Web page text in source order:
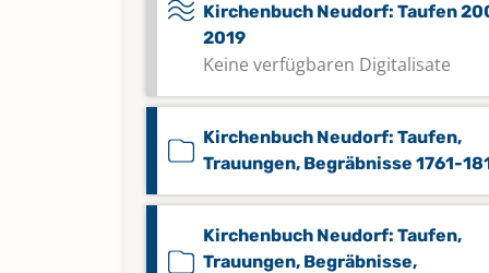
Kirchenbuch Neudorf: Taufen
2019
Keine verfügbaren Digitalisate
Kirchenbuch Neudorf: Taufen,
Trauungen, Begräbnisse 1761-
Kirchenbuch Neudorf: Taufen,
Trauungen, Begräbnisse,